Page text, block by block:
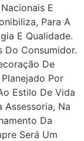
E
Para A
E Qualidade.
Do Consumidor.
De
Por
Estilo De Vida
Assessoria, Na
Da
Será Um